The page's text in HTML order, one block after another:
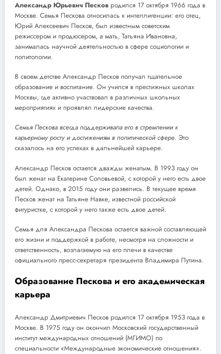
Александр Юрьевич Песков родился 17 октября 1966 года в
Москве. Семья Пескова относилась к интеллигенции: его отец,
Юрий Алексеевич Песков, был известным советским
режиссером и продюсером, а мать, Татьяна Ивановна,
занималась научной деятельностью в сфере социологии и
политологии.
В своем детстве Александр Песков получал тщательное
образование и воспитание. Он учился в престижных школах
Москвы, где активно участвовал в различных школьных
мероприятиях и проявлял лидерские качества.
Семья Пескова всегда поддерживала его в стремлении к
карьерному росту и достижениям в политической сфере. Это
сказалось на его успехах в дальнейшей карьере.
Александр Песков остается дважды женатым. В 1993 году он
был женат на Екатерине Соловьевой, с которой у него есть двое
детей. Однако, в 2015 году они развелись. В текущее время
Песков женат на Татьяне Навке, известной российской
фигуристке, с которой у него также есть двое детей.
Семья для Александра Пескова остается важной составляющей
его жизни и поддержкой в работе, несмотря на сложности и
ответственность, возлагаемую на его плечи в качестве
официального пресс-секретаря президента Владимира Путина.
Образование Пескова и его академическая
карьера
Александр Дмитриевич Песков родился 17 октября 1953 года в
Москве. В 1975 году он окончил Московский государственный
институт международных отношений (МГИМО) по
специальности «Международные экономические отношения».